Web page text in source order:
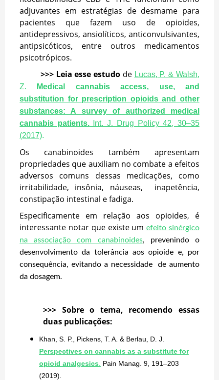
adjuvantes em estratégias de desmame para
pacientes que fazem uso de opioides,
antidepressivos, ansiolíticos, anticonvulsivantes,
antipsicóticos, entre outros medicamentos
psicotrópicos.
>>> Leia esse estudo de Lucas, P. & Walsh,
Z.
Medical cannabis access, use, and
substitution for prescription opioids and other
substances: A survey of authorized medical
cannabis patients.Int. J. Drug Policy 42, 30–35
(2017).
Os canabinoides também apresentam
propriedades que auxiliam no combate a efeitos
adversos comuns dessas medicações, como
irritabilidade, insônia, náuseas, inapetência,
constipação intestinal e fadiga.
Especificamente em relação aos opioides, é
interessante notar que existe um efeito sinérgico
na associação com canabinoides, prevenindo o
desenvolvimento da tolerância aos opioide e, por
consequência, evitando a necessidade de aumento
da dosagem.
>>> Sobre o tema, recomendo essas
duas publicações:
Khan, S. P., Pickens, T. A. & Berlau, D. J.
Perspectives on cannabis as a substitute for
opioid analgesics
Pain Manag. 9, 191–203
(2019).